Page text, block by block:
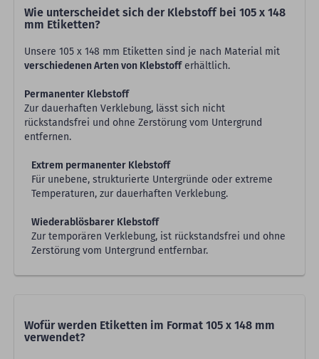
Wie unterscheidet sich der Klebstoff bei 105 x 148
mm Etiketten?
Unsere 105 x 148 mm Etiketten sind je nach Material mit
verschiedenen Arten von Klebstofferhältlich.
Permanenter Klebstoff
Zur dauerhaften Verklebung, lässt sich nicht
rückstandsfrei und ohne Zerstörung vom Untergrund
entfernen.
Extrem permanenter Klebstoff
Für unebene, strukturierte Untergründe oder extreme
Temperaturen, zur dauerhaften Verklebung.
Wiederablösbarer Klebstoff
Zur temporären Verklebung, ist rückstandsfrei und ohne
Zerstörung vom Untergrund entfernbar.
Wofür werden Etiketten im Format 105 x 148 mm
verwendet?